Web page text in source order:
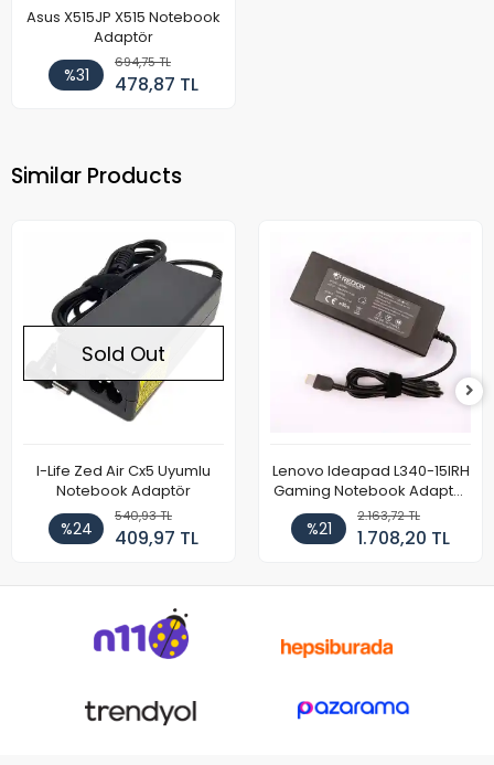
Asus X515JP X515 Notebook
Adaptör
%31
694,75 TL
478,87 TL
Similar Products
Sold Out
I-Life Zed Air Cx5 Uyumlu
Notebook Adaptör
%24
540,93 TL
409,97 TL
Lenovo Ideapad L340-15IRH
Gaming Notebook Adaptör
Cihazı Şarj Aleti (150W)
%21
2.163,72 TL
1.708,20 TL